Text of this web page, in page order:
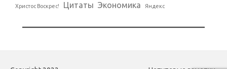
Христос Воскрес! Цитаты Экономика Яндекс